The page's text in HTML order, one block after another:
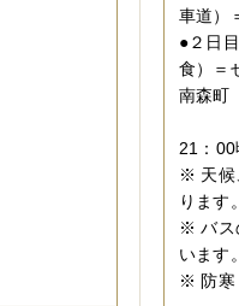
車道）
●２日
食）＝
南森町
21：00
※ 天候
ります
※ バス
います
※ 防寒